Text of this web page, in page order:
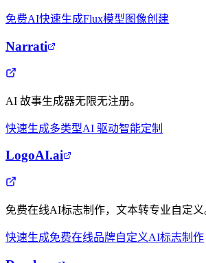
免费AI快速生成Flux模型 图像创建
Narrati
AI 故事生成器无限无注册。
快速生成多类型AI 驱动智能定制
LogoAI.ai
免费在线AI标志制作，文本转专业自定义
快速生成免费在线品牌自定义AI标志制作